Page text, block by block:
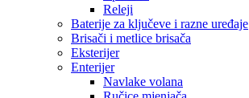
Releji
Baterije za ključeve i razne uređaje
Brisači i metlice brisača
Eksterijer
Enterijer
Navlake volana